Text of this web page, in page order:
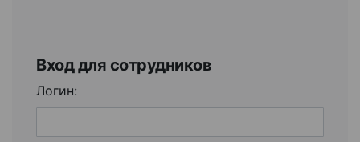
Вход для сотрудников
Логин: